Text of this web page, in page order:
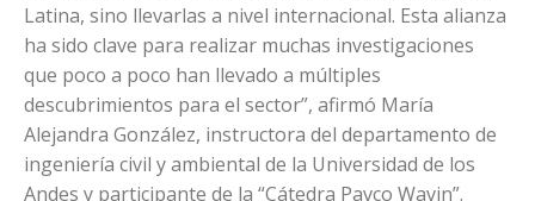
Latina, sino llevarlas a nivel internacional. Esta alianza
ha sido clave para realizar muchas investigaciones
que poco a poco han llevado a múltiples
descubrimientos para el sector”, afirmó María
Alejandra González, instructora del departamento de
ingeniería civil y ambiental de la Universidad de los
Andes y participante de la “Cátedra Pavco Wavin”.